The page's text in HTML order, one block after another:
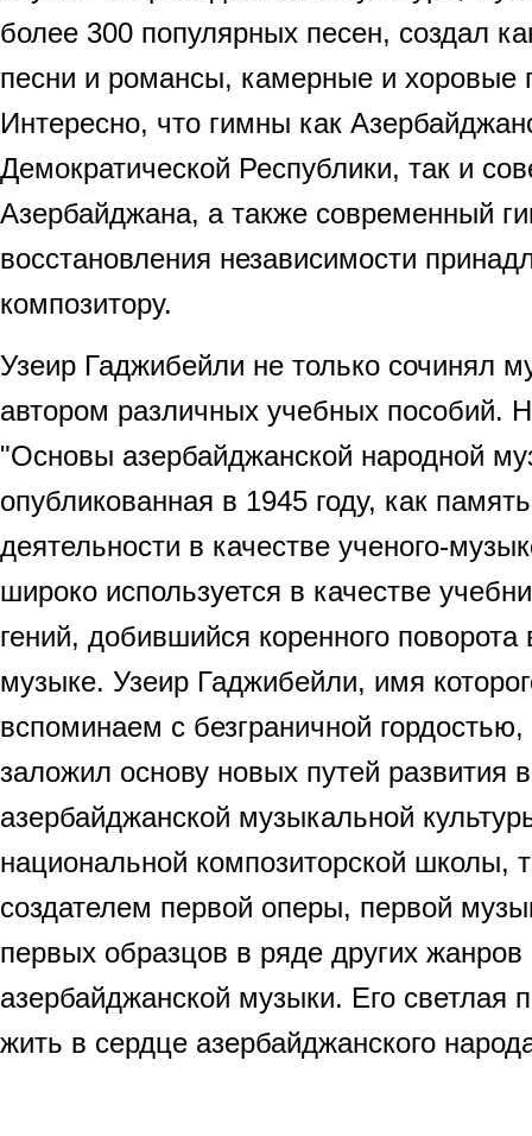
более 300 популярных песен, создал
песни и романсы, камерные и хоровые
Интересно, что гимны как
Демократической Республики, так и
Азербайджана, а также современный
восстановления независимости
композитору.
Узеир Гаджибейли не только сочинял
автором различных учебных пособий.
"Основы азербайджанской народной
опубликованная в 1945 году, как
деятельности в качестве ученого-
широко используется в качестве
гений, добившийся коренного
музыке. Узеир Гаджибейли, имя
вспоминаем с безграничной
заложил основу новых путей развития
азербайджанской музыкальной
национальной композиторской школы,
создателем первой оперы, первой
первых образцов в ряде других жанров
азербайджанской музыки. Его светлая
жить в сердце азербайджанского